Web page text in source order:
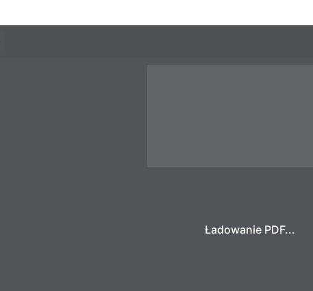
Ładowanie PDF...